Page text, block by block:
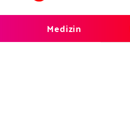
Medizin